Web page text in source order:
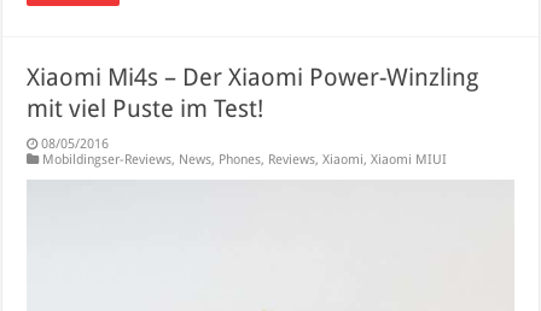
Xiaomi Mi4s – Der Xiaomi Power-Winzling
mit viel Puste im Test!
08/05/2016
Mobildingser-Reviews, News, Phones, Reviews,Xiaomi,Xiaomi MIUI